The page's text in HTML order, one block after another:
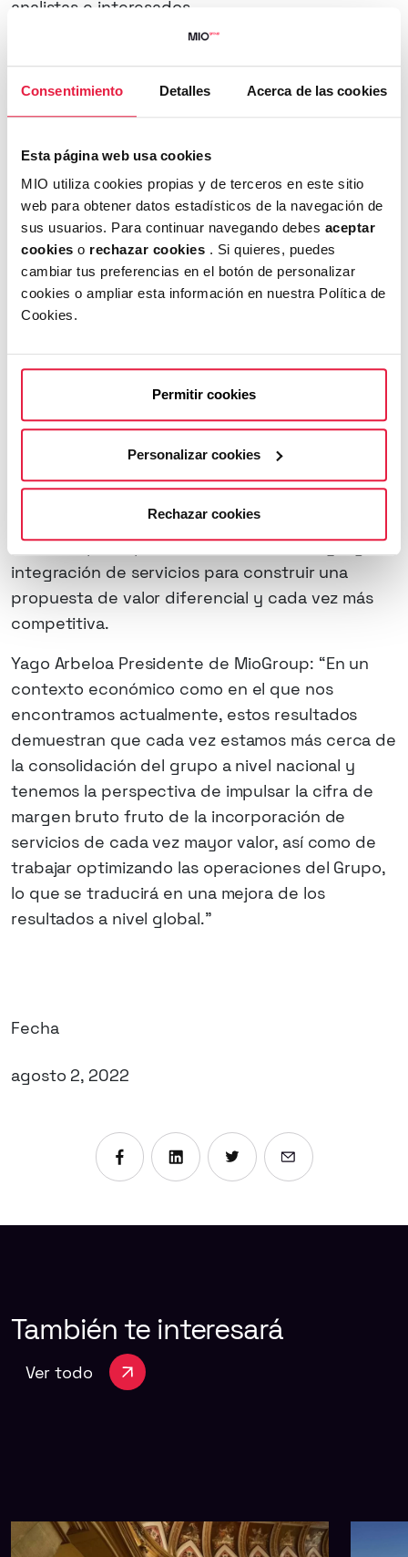
Consentimiento Detalles Acerca de las cookies
Esta página web usa cookies
MIO utiliza cookies propias y de terceros en este sitio
web para obtener datos estadísticos de la navegación de
sus usuarios. Para continuar navegando debes aceptar
cookies o rechazar cookies . Si quieres, puedes
cambiar tus preferencias en el botón de personalizar
cookies o ampliar esta información en nuestra Política de
Cookies.
Permitir cookies
Personalizar cookies
Rechazar cookies
analistas e interesados.
MioGroup sigue inmersa en su estrategia de
crecimiento inorgánico para construir un líder
nacional en el sector, acorde a la cual la
compañía ha comunicado durante este primer
semestre la adquisición de dos compañías,
Datarmony especializada en desarrollar
soluciones de explotación de datos basadas en
inteligencia artificial y “machine learning”, y
FIRMA, consultora de marca especializada en la
creación y la construcción de marcas,
creatividad y producción digital, ambas con
oficina en Miami a la presencia internacional del
Grupo. En este sentido, la compañía destaca que
estas empresas incorporadas a su perímetro
antes del cierre del primer semestre, han tenido
un impacto residual sobre los resultados del
primer semestre.
Los resultados presentados afianzan la apuesta
de la compañía por el talento, la tecnología y la
integración de servicios para construir una
propuesta de valor diferencial y cada vez más
competitiva.
Yago Arbeloa Presidente de MioGroup: “En un
contexto económico como en el que nos
encontramos actualmente, estos resultados
demuestran que cada vez estamos más cerca de
la consolidación del grupo a nivel nacional y
tenemos la perspectiva de impulsar la cifra de
margen bruto fruto de la incorporación de
servicios de cada vez mayor valor, así como de
trabajar optimizando las operaciones del Grupo,
lo que se traducirá en una mejora de los
resultados a nivel global.”
Fecha
agosto 2, 2022
Compartir en Facebook
Compartir en Linkedin
Compartir en X
Enviar por
También te interesará
Ver todo